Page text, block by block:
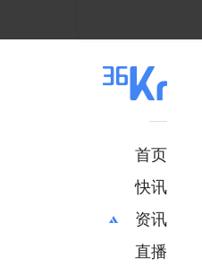
首页
快讯
资讯
推荐
直播